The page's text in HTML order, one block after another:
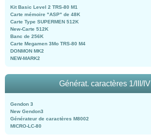
Kit Basic Level 2 TRS-80 M1
Carte mémoire "ASP" de 48K
Carte Type SUPERMEN 512K
New-Carte 512K
Banc de 256K
Carte Megamen 3Mo TRS-80 M4
DONMON MK2
NEW-MARK2
Générat. caractères 1/III/IV
Gendon 3
New Gendon3
Générateur de caractères M8002
MICRO-LC-80